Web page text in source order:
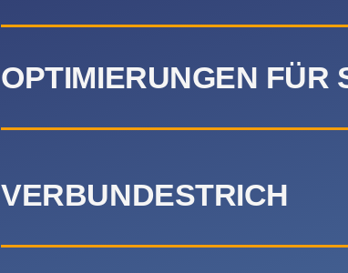
OPTIMIERUNGEN FÜR
VERBUNDESTRICH